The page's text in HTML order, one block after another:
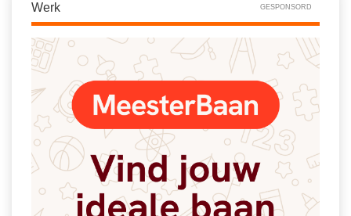
Seizoenen
Seksualiteit
Sinterklaas
Spelletjes
Sprookjes
Startpagina onderwijs
Tweede Wereldoorlog
Daltononderwijs
Schoolspullen
Onderwijsvacatures
Afscheidstekst collega
Studieschuld & Hypotheek
Middelbare school niveaus
Studenten laptop
Docentenplein nieuwsbrief
Werk GESPONSORD